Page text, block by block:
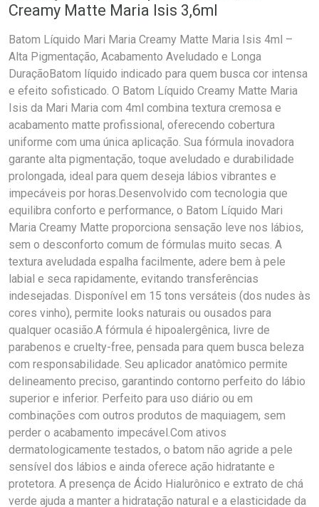
Creamy Matte Maria Isis 3,6ml
Batom Líquido Mari Maria Creamy Matte Maria Isis 4ml –
Alta Pigmentação, Acabamento Aveludado e Longa
DuraçãoBatom líquido indicado para quem busca cor intensa
e efeito sofisticado. O Batom Líquido Creamy Matte Maria
Isis da Mari Maria com 4ml combina textura cremosa e
acabamento matte profissional, oferecendo cobertura
uniforme com uma única aplicação. Sua fórmula inovadora
garante alta pigmentação, toque aveludado e durabilidade
prolongada, ideal para quem deseja lábios vibrantes e
impecáveis por horas.Desenvolvido com tecnologia que
equilibra conforto e performance, o Batom Líquido Mari
Maria Creamy Matte proporciona sensação leve nos lábios,
sem o desconforto comum de fórmulas muito secas. A
textura aveludada espalha facilmente, adere bem à pele
labial e seca rapidamente, evitando transferências
indesejadas. Disponível em 15 tons versáteis (dos nudes às
cores vinho), permite looks naturais ou ousados para
qualquer ocasião.A fórmula é hipoalergênica, livre de
parabenos e cruelty-free, pensada para quem busca beleza
com responsabilidade. Seu aplicador anatômico permite
delineamento preciso, garantindo contorno perfeito do lábio
superior e inferior. Perfeito para uso diário ou em
combinações com outros produtos de maquiagem, sem
perder o acabamento impecável.Com ativos
dermatologicamente testados, o batom não agride a pele
sensível dos lábios e ainda oferece ação hidratante e
protetora. A presença de Ácido Hialurônico e extrato de chá
verde ajuda a manter a hidratação natural e a elasticidade da